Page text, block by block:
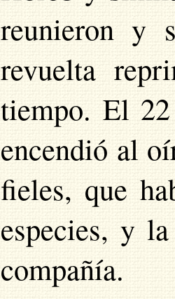
reunieron y
revuelta
tiempo. El
encendió al
fieles, que
especies, y
compañía.